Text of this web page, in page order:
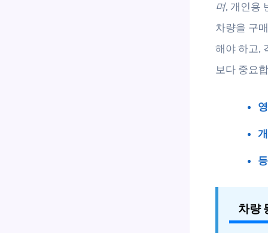
며, 개인용
차량을 구
해야 하고,
보다 중요
차량